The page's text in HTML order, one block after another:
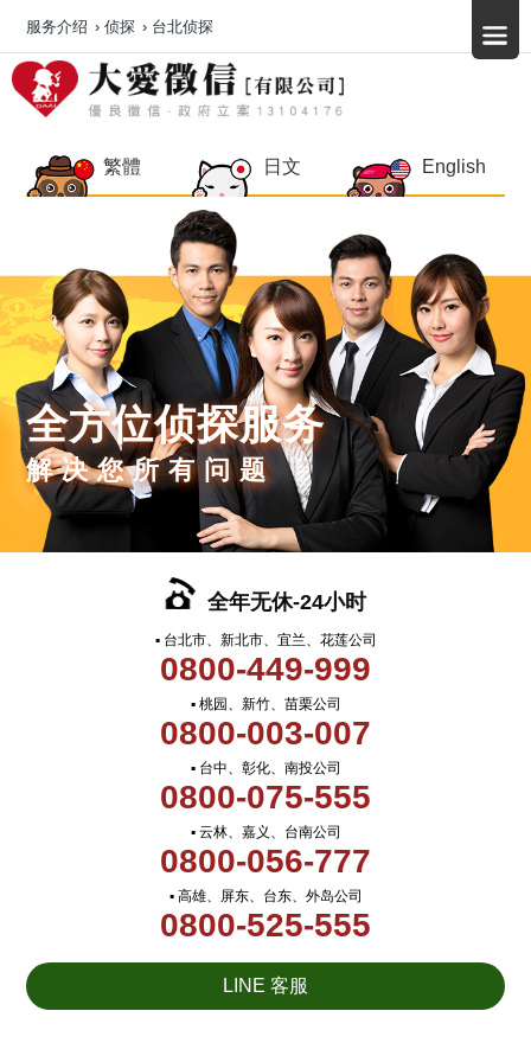
繁體 日文 English
全方位侦探服务
解决您所有问题
全年无休-24小时
▪ 台北市、新北市、宜兰、花莲公司
0800-449-999
▪ 桃园、新竹、苗栗公司
0800-003-007
▪ 台中、彰化、南投公司
0800-075-555
▪ 云林、嘉义、台南公司
0800-056-777
▪ 高雄、屏东、台东、外岛公司
0800-525-555
LINE 客服
服务介绍 › 侦探 › 台北侦探